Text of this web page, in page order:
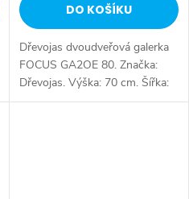
DO KOŠÍKU
Dřevojas dvoudveřová galerka
FOCUS GA2OE 80. Značka:
Dřevojas. Výška: 70 cm. Šířka:
80 cm. Hloubka: 15 cm. Úložný